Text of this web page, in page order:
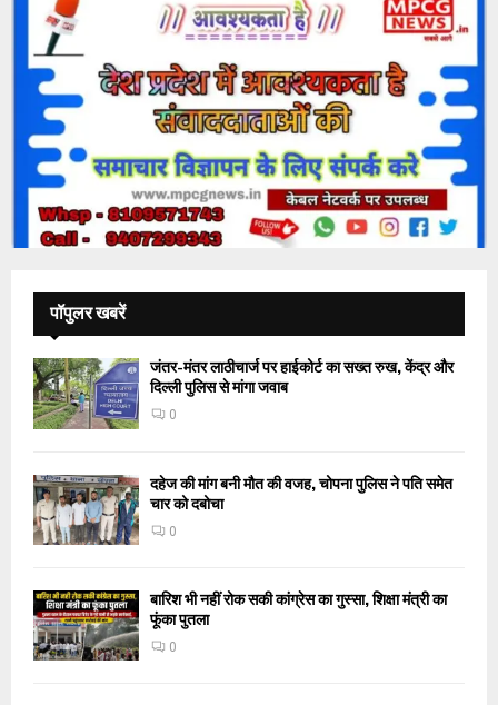
पॉपुलर खबरें
जंतर-मंतर लाठीचार्ज पर हाईकोर्ट का सख्त रुख, केंद्र और
दिल्ली पुलिस से मांगा जवाब
0
दहेज की मांग बनी मौत की वजह, चोपना पुलिस ने पति समेत
चार को दबोचा
0
बारिश भी नहीं रोक सकी कांग्रेस का गुस्सा, शिक्षा मंत्री का
फूंका पुतला
0